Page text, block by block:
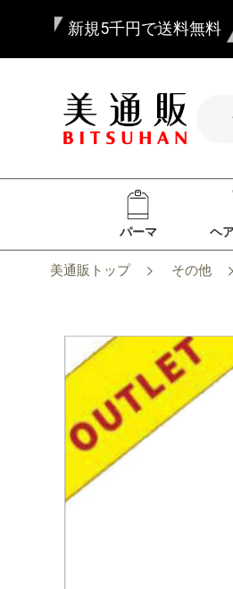
新規5千円で送料無料
パーマ ヘ
美通販トップ その他